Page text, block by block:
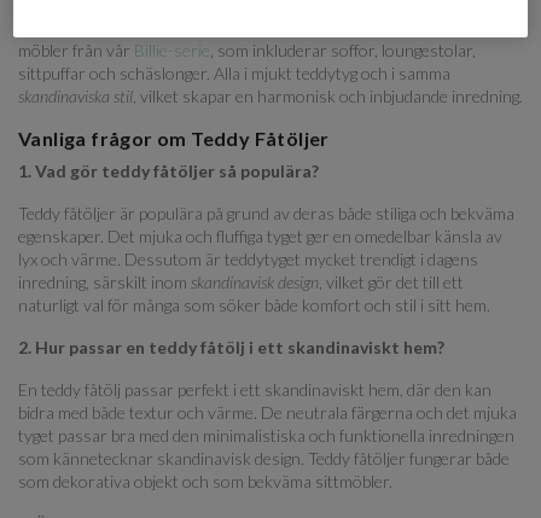
möbler från vår Billie-serie , som inkluderar soffor, loungestolar,
sittpuffar och schäslonger. Alla i mjukt teddytyg och i samma
skandinaviska stil , vilket skapar en harmonisk och inbjudande inredning.
Vanliga frågor om Teddy Fåtöljer
1. Vad gör teddy fåtöljer så populära?
Teddy fåtöljer är populära på grund av deras både stiliga och bekväma
egenskaper. Det mjuka och fluffiga tyget ger en omedelbar känsla av
lyx och värme. Dessutom är teddytyget mycket trendigt i dagens
inredning, särskilt inom skandinavisk design , vilket gör det till ett
naturligt val för många som söker både komfort och stil i sitt hem.
2. Hur passar en teddy fåtölj i ett skandinaviskt hem?
En teddy fåtölj passar perfekt i ett skandinaviskt hem, där den kan
bidra med både textur och värme. De neutrala färgerna och det mjuka
tyget passar bra med den minimalistiska och funktionella inredningen
som kännetecknar skandinavisk design. Teddy fåtöljer fungerar både
som dekorativa objekt och som bekväma sittmöbler.